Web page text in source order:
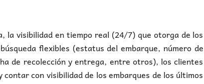
la visibilidad en tiempo real (24/7) que otorga de los
flexibles (estatus del embarque, número de
de recolección y entrega, entre otros), los clientes
con visibilidad de los embarques de los últimos